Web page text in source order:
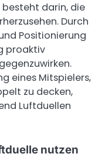
darin, die
Durch
Positionierung
proaktiv
eines Mitspielers,
zu decken,
Luftduellen
nutzen